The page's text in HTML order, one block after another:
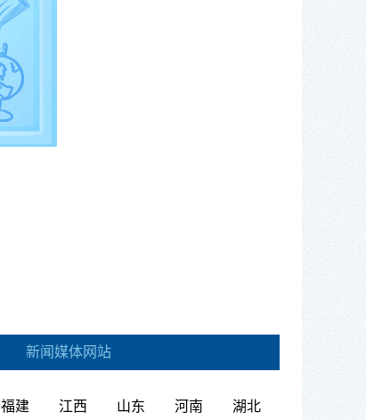
新闻媒体网站
福建 江西 山东 河南 湖北